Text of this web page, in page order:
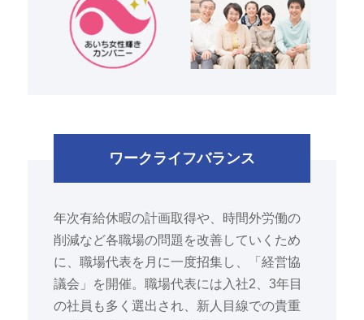
ワークライフバランス
年次有給休暇の計画取得や、時間外労働の
削減など各職場の問題を改善していくため
に、職場代表を月に一度招集し、「経営協
議会」を開催。職場代表には入社2、3年目
の社員も多く選出され、新人目線での貴重